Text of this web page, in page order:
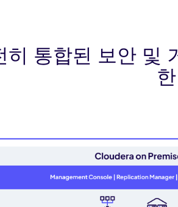
히 통합된 보안 및